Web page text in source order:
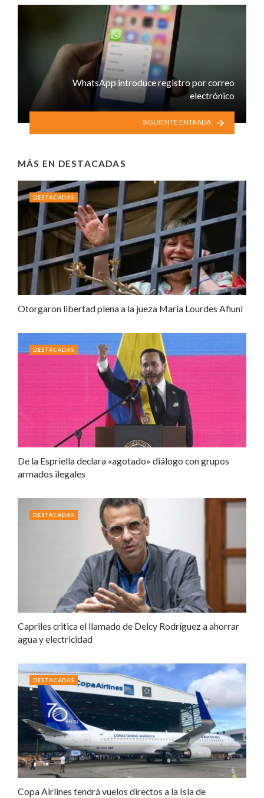
WhatsApp introduce registro por correo
electrónico
SIGUIENTE ENTRADA
MÁS EN DESTACADAS
Otorgaron libertad plena a la jueza María Lourdes Afiuni
DESTACADAS
De la Espriella declara «agotado» diálogo con grupos
armados ilegales
DESTACADAS
Capriles critica el llamado de Delcy Rodríguez a ahorrar
agua y electricidad
DESTACADAS
Copa Airlines tendrá vuelos directos a la Isla de
DESTACADAS